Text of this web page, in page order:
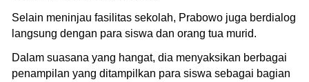
Selain meninjau fasilitas sekolah, Prabowo juga berdialog
langsung dengan para siswa dan orang tua murid.
Dalam suasana yang hangat, dia menyaksikan berbagai
penampilan yang ditampilkan para siswa sebagai bagian